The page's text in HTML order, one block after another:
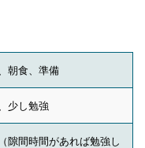
朝食、準備
少し勉強
隙間時間があれば勉強し